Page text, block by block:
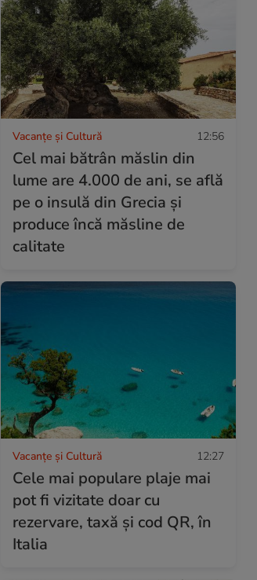
Vacanțe și Cultură 12:56
Cel mai bătrân măslin din
lume are 4.000 de ani, se află
pe o insulă din Grecia și
produce încă măsline de
calitate
Vacanțe și Cultură 12:27
Cele mai populare plaje mai
pot fi vizitate doar cu
rezervare, taxă și cod QR, în
Italia